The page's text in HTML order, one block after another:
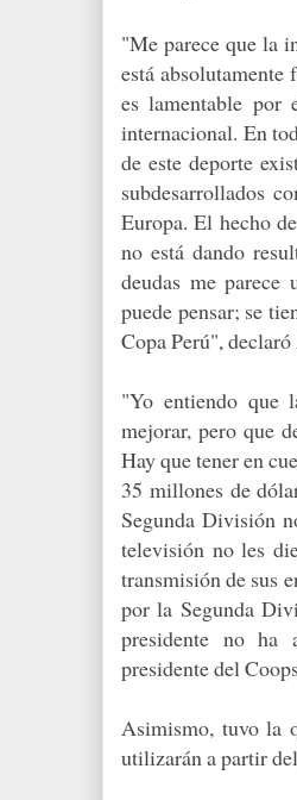
"Me parece que la
está absolutamente
es lamentable por
internacional. En
de este deporte
subdesarrollados
Europa. El hecho
no está dando
deudas me parece
puede pensar; se
Copa Perú",
"Yo entiendo que
mejorar, pero que
Hay que tener en
35 millones de
Segunda División
televisión no les
transmisión de sus
por la Segunda
presidente no ha
presidente del
Asimismo, tuvo la
utilizarán a partir